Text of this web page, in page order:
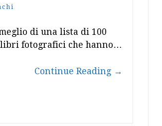
meglio di una lista di 100
fotografici che hanno…
Continue Reading →